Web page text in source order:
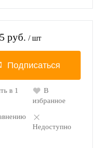
руб. / шт
Подписаться
в 1
В
избранное
Недоступно